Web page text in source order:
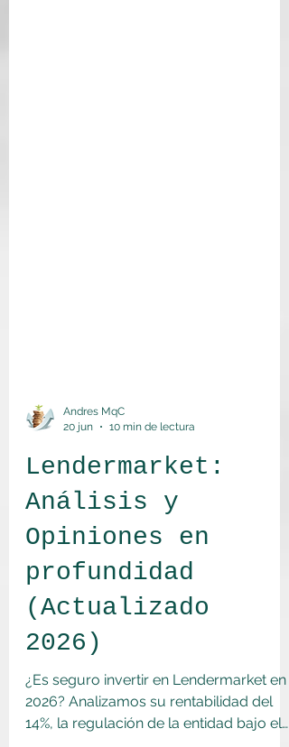
20 jun
10 min de lectura
Lendermarket:
Análisis y
Opiniones en
profundidad
(Actualizado
2026)
¿Es seguro invertir en Lendermarket en
2026? Analizamos su rentabilidad del